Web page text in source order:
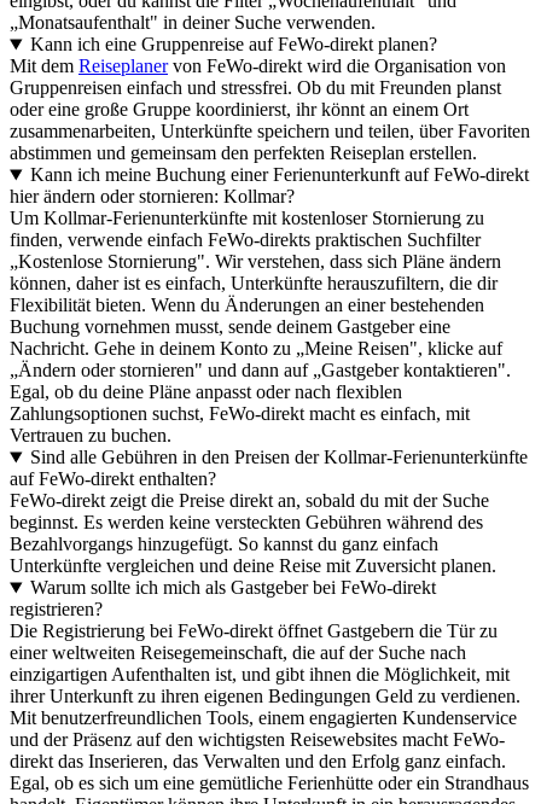
„Monatsaufenthalt" in deiner Suche verwenden.
Kann ich eine Gruppenreise auf FeWo-direkt planen?
Mit dem Reiseplanervon FeWo-direkt wird die Organisation von
Gruppenreisen einfach und stressfrei. Ob du mit Freunden planst
oder eine große Gruppe koordinierst, ihr könnt an einem Ort
zusammenarbeiten, Unterkünfte speichern und teilen, über Favoriten
abstimmen und gemeinsam den perfekten Reiseplan erstellen.
Kann ich meine Buchung einer Ferienunterkunft auf FeWo-direkt
hier ändern oder stornieren: Kollmar?
Um Kollmar-Ferienunterkünfte mit kostenloser Stornierung zu
finden, verwende einfach FeWo-direkts praktischen Suchfilter
„Kostenlose Stornierung". Wir verstehen, dass sich Pläne ändern
können, daher ist es einfach, Unterkünfte herauszufiltern, die dir
Flexibilität bieten. Wenn du Änderungen an einer bestehenden
Buchung vornehmen musst, sende deinem Gastgeber eine
Nachricht. Gehe in deinem Konto zu „Meine Reisen", klicke auf
„Ändern oder stornieren" und dann auf „Gastgeber kontaktieren".
Egal, ob du deine Pläne anpasst oder nach flexiblen
Zahlungsoptionen suchst, FeWo-direkt macht es einfach, mit
Vertrauen zu buchen.
Sind alle Gebühren in den Preisen der Kollmar-Ferienunterkünfte
auf FeWo-direkt enthalten?
FeWo-direkt zeigt die Preise direkt an, sobald du mit der Suche
beginnst. Es werden keine versteckten Gebühren während des
Bezahlvorgangs hinzugefügt. So kannst du ganz einfach
Unterkünfte vergleichen und deine Reise mit Zuversicht planen.
Warum sollte ich mich als Gastgeber bei FeWo-direkt
registrieren?
Die Registrierung bei FeWo-direkt öffnet Gastgebern die Tür zu
einer weltweiten Reisegemeinschaft, die auf der Suche nach
einzigartigen Aufenthalten ist, und gibt ihnen die Möglichkeit, mit
ihrer Unterkunft zu ihren eigenen Bedingungen Geld zu verdienen.
Mit benutzerfreundlichen Tools, einem engagierten Kundenservice
und der Präsenz auf den wichtigsten Reisewebsites macht FeWo-
direkt das Inserieren, das Verwalten und den Erfolg ganz einfach.
Egal, ob es sich um eine gemütliche Ferienhütte oder ein Strandhaus